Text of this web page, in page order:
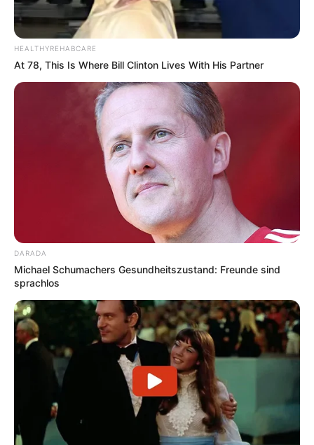
HEALTHYREHABCARE
At 78, This Is Where Bill Clinton Lives With His Partner
DARADA
Michael Schumachers Gesundheitszustand: Freunde sind
sprachlos